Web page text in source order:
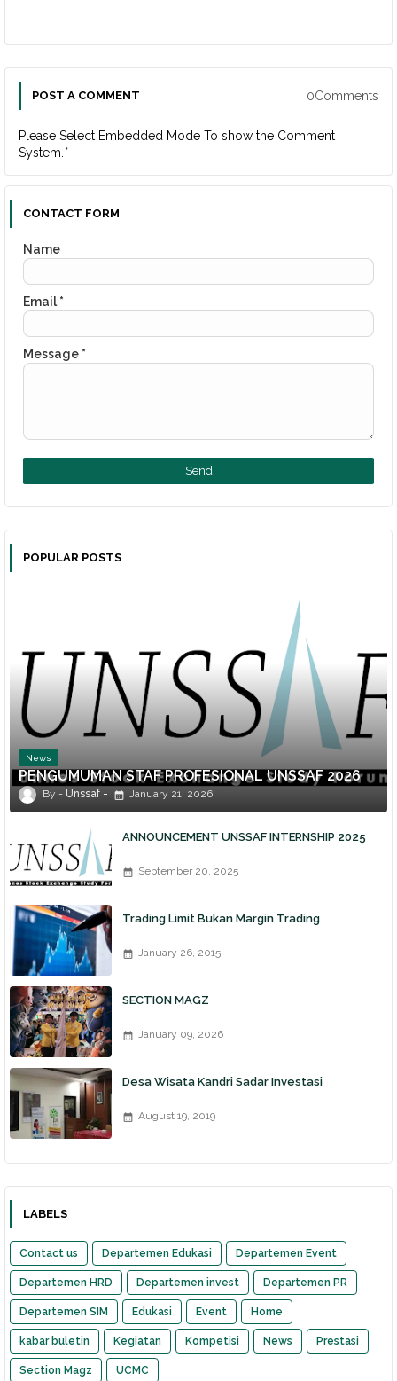
POST A COMMENT 0Comments
Please Select Embedded Mode To show the Comment
System. *
CONTACT FORM
Name
Email *
Message *
POPULAR POSTS
News
PENGUMUMAN STAF PROFESIONAL UNSSAF 2026
Unssaf January 21, 2026
ANNOUNCEMENT UNSSAF INTERNSHIP 2025
September 20, 2025
Trading Limit Bukan Margin Trading
January 26, 2015
SECTION MAGZ
January 09, 2026
Desa Wisata Kandri Sadar Investasi
August 19, 2019
LABELS
Contact us Departemen Edukasi Departemen Event
Departemen HRD Departemen invest Departemen PR
Departemen SIM Edukasi Event Home
kabar buletin Kegiatan Kompetisi News Prestasi
Section Magz UCMC